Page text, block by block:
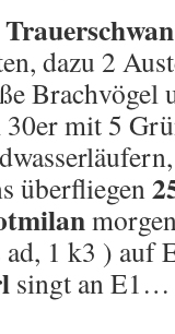
dazu 2
Brachvögel
mit 5
überfliegen
ad, 1 k3 ) auf
singt an E1…